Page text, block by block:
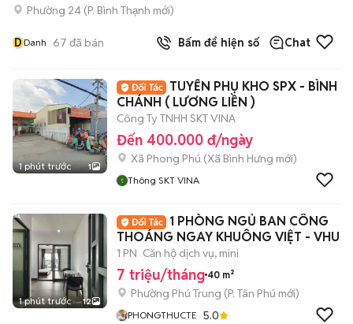
Phường 24 (P. Bình Thạnh mới)
DDanh 67 đã bán Bấm để hiện số Chat
1 phút trước 1
TUYỂN PHỤ KHO SPX - BÌNH
CHÁNH ( LƯƠNG LIỀN )
Công Ty TNHH SKT VINA
Đến 400.000 đ/ngày
Xã Phong Phú (Xã Bình Hưng mới)
Thông SKT VINA
1 phút trước 12
1 PHÒNG NGỦ BAN CÔNG
THOÁNG NGAY KHUÔNG VIỆT - VHU
1 PN Căn hộ dịch vụ, mini
7 triệu/tháng 40 m²
Phường Phú Trung (P. Tân Phú mới)
PHONGTHUCTE 5.0